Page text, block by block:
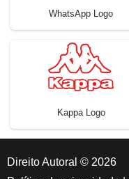
WhatsApp Logo
Kappa Logo
Direito Autoral © 2026